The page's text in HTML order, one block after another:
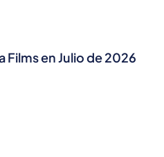
Films en Julio de 2026